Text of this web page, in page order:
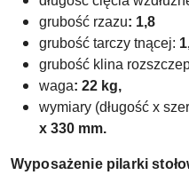
grubość rzazu: 1,8
grubość tarczy tnącej:
grubość klina
waga: 22 kg,
wymiary (długość x
x 330 mm.
Wyposażenie pilarki